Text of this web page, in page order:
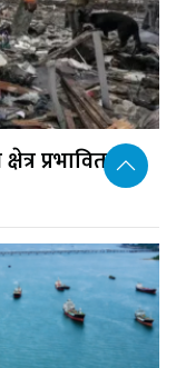
प्रभावित, १७